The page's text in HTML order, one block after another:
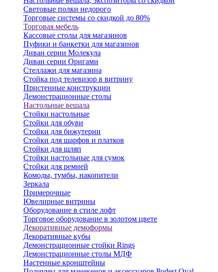
Световые полки недорого
Торговые системы со скидкой до 80%
Торговая мебель
Кассовые столы для магазинов
Пуфики и банкетки для магазинов
Диван серии Молекула
Диван серии Оригами
Стеллажи для магазина
Стойка под телевизор в витрину
Пристенные конструкции
Демонстрационные столы
Настольные вешала
Стойки настольные
Стойки для обуви
Стойки для бижутерии
Стойки для шарфов и платков
Стойки для шляп
Стойки настольные для сумок
Стойки для ремней
Комоды, тумбы, накопители
Зеркала
Примерочные
Ювелирные витрины
Оборудование в стиле лофт
Торговое оборудование в золотом цвете
Декоративные демоформы
Декоративные кубы
Демонстрационные стойки Rings
Демонстрационные столы МДФ
Настенные кронштейны